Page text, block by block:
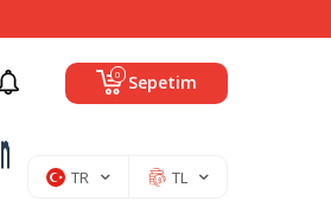
0 Sepetim
TR TL